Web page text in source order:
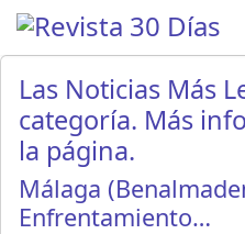
Las Noticias Más
categoría. Más
la página.
Málaga
Enfrentamiento…